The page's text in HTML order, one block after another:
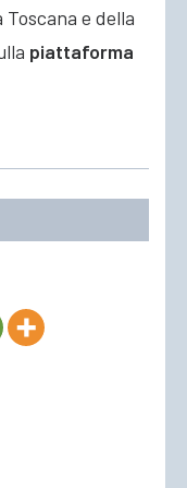
e della
piattaforma